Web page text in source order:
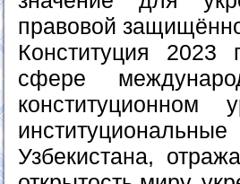
правовой
Конституция 2023
сфере
Узбекистана,